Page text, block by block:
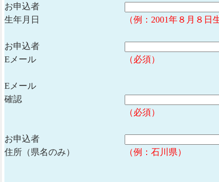
お申込者
生年月日
（例：2001年８月８日
お申込者
Eメール
（必須）
Eメール
確認
（必須）
お申込者
住所（県名のみ）
（例：石川県）